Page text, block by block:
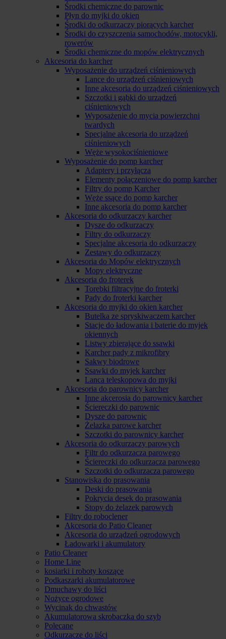
Środki chemiczne do parownic
Płyn do myjki do okien
Środki do odkurzaczy piorących karcher
Środki do czyszczenia samochodów, motocykli,
rowerów
Środki chemiczne do mopów elektrycznych
Akcesoria do karcher
Wyposażenie do urządzeń ciśnieniowych
Lance do urządzeń ciśnieniowych
Inne akcesoria do urządzeń ciśnieniowych
Szczotki i gąbki do urządzeń
ciśnieniowych
Wyposażenie do mycia powierzchni
twardych
Specjalne akcesoria do urządzeń
ciśnieniowych
Węże wysokociśnieniowe
Wyposażenie do pomp karcher
Adaptery i przyłącza
Elementy połączeniowe do pomp karcher
Filtry do pomp Karcher
Węże ssące do pomp karcher
Inne akcesoria do pomp karcher
Akcesoria do odkurzaczy karcher
Dysze do odkurzaczy
Filtry do odkurzaczy
Specjalne akcesoria do odkurzaczy
Zestawy do odkurzaczy
Akcesoria do Mopów elektrycznych
Mopy elektryczne
Akcesoria do froterek
Torebki filtracyjne do froterki
Pady do froterki karcher
Akcesoria do myjki do okien karcher
Butelka ze spryskiwaczem karcher
Stacje do ładowania i baterie do myjek
okiennych
Listwy zbierające do ssawki
Karcher pady z mikrofibry
Sakwy biodrowe
Ssawki do myjek karcher
Lanca teleskopowa do myjki
Akcesoria do parownicy karcher
Inne akcerosia do parownicy karcher
Ściereczki do parownic
Dysze do parownic
Żelazka parowe karcher
Szczotki do parownicy karcher
Akcesoria do odkurzaczy parowych
Filtr do odkurzacza parowego
Ściereczki do odkurzacza parowego
Szczotki do odkurzacza parowego
Stanowiska do prasowania
Deski do prasowania
Pokrycia desek do prasowania
Stopy do żelazek parowych
Filtry do roboclener
Akcesoria do Patio Cleaner
Akcesoria do urządzeń ogrodowych
Ładowarki i akumulatory
Patio Cleaner
Home Line
kosiarki i roboty koszące
Podkaszarki akumulatorowe
Dmuchawy do liści
Nożyce ogrodowe
Wycinak do chwastów
Akumulatorowa skrobaczka do szyb
Polecane
Odkurzacze do liści